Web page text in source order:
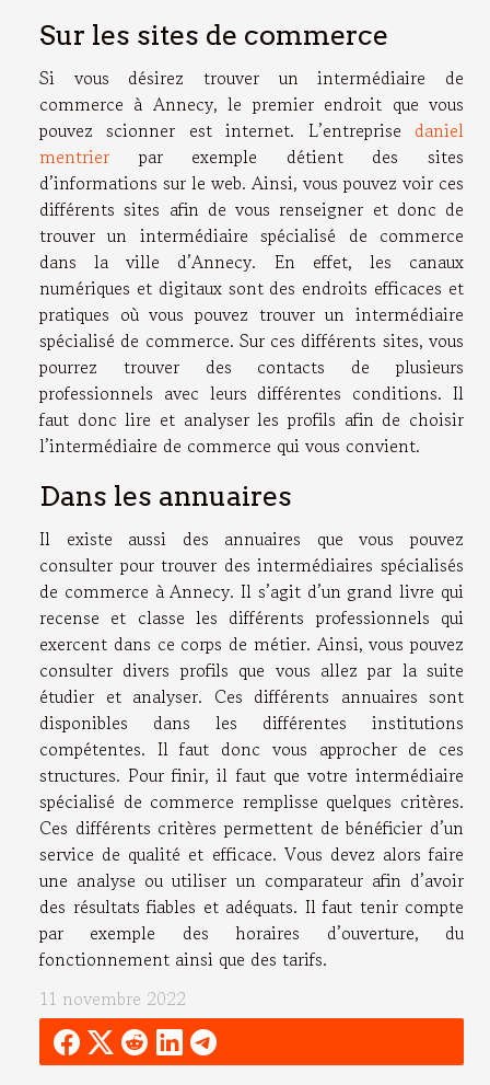
Sur les sites de commerce
Si vous désirez trouver un intermédiaire de
commerce à Annecy, le premier endroit que vous
pouvez scionner est internet. L’entreprise daniel
mentrier par exemple détient des sites
d’informations sur le web. Ainsi, vous pouvez voir ces
différents sites afin de vous renseigner et donc de
trouver un intermédiaire spécialisé de commerce
dans la ville d’Annecy. En effet, les canaux
numériques et digitaux sont des endroits efficaces et
pratiques où vous pouvez trouver un intermédiaire
spécialisé de commerce. Sur ces différents sites, vous
pourrez trouver des contacts de plusieurs
professionnels avec leurs différentes conditions. Il
faut donc lire et analyser les profils afin de choisir
l’intermédiaire de commerce qui vous convient.
Dans les annuaires
Il existe aussi des annuaires que vous pouvez
consulter pour trouver des intermédiaires spécialisés
de commerce à Annecy. Il s’agit d’un grand livre qui
recense et classe les différents professionnels qui
exercent dans ce corps de métier. Ainsi, vous pouvez
consulter divers profils que vous allez par la suite
étudier et analyser. Ces différents annuaires sont
disponibles dans les différentes institutions
compétentes. Il faut donc vous approcher de ces
structures. Pour finir, il faut que votre intermédiaire
spécialisé de commerce remplisse quelques critères.
Ces différents critères permettent de bénéficier d’un
service de qualité et efficace. Vous devez alors faire
une analyse ou utiliser un comparateur afin d’avoir
des résultats fiables et adéquats. Il faut tenir compte
par exemple des horaires d’ouverture, du
fonctionnement ainsi que des tarifs.
11 novembre 2022